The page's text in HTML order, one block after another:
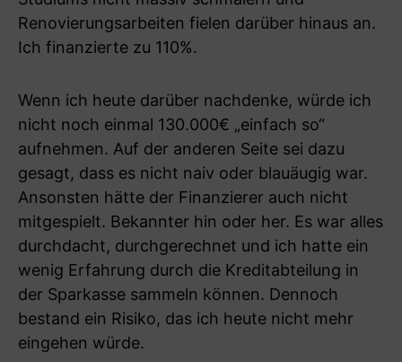
Renovierungsarbeiten fielen darüber hinaus an.
Ich finanzierte zu 110%.
Wenn ich heute darüber nachdenke, würde ich
nicht noch einmal 130.000€ „einfach so“
aufnehmen. Auf der anderen Seite sei dazu
gesagt, dass es nicht naiv oder blauäugig war.
Ansonsten hätte der Finanzierer auch nicht
mitgespielt. Bekannter hin oder her. Es war alles
durchdacht, durchgerechnet und ich hatte ein
wenig Erfahrung durch die Kreditabteilung in
der Sparkasse sammeln können. Dennoch
bestand ein Risiko, das ich heute nicht mehr
eingehen würde.